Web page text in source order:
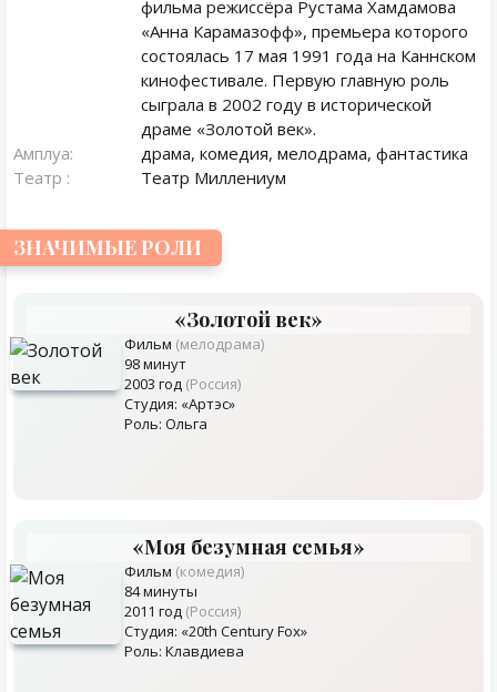
фильма режиссёра Рустама Хамдамова
«Анна Карамазофф», премьера которого
состоялась 17 мая 1991 года на Каннском
кинофестивале. Первую главную роль
сыграла в 2002 году в исторической
драме «Золотой век».
Амплуа:
драма, комедия, мелодрама, фантастика
Театр :
Театр Миллениум
ЗНАЧИМЫЕ РОЛИ
«Золотой век»
Фильм (мелодрама)
98 минут
2003 год (Россия)
Студия: «Артэс»
Роль: Ольга
«Моя безумная семья»
Фильм (комедия)
84 минуты
2011 год (Россия)
Студия: «20th Century Fox»
Роль: Клавдиева